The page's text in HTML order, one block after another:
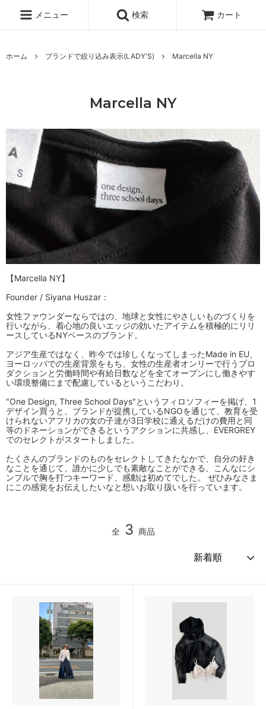
メニュー 検索 カート
ホーム ブランドで絞り込み表示(LADY'S) Marcella NY
Marcella NY
【Marcella NY】
Founder / Siyana Huszar：
女性ファウンダーならではの、地球と女性にやさしいものづくりを
行いながら、着心地の良いエッジの効いたアイテムを積極的にリリ
ースしているNYベースのブランド。
アジア生産ではなく、昨今では珍しくなってしまったMade in EU、
ヨーロッパでの生産背景をもち、女性の生産者オンリーで行うプロ
ダクションと労働時間や有給日数などを全てオープンにし働きやす
い環境整備にまで配慮しているというこだわり。
"One Design, Three School Days"というフィロソフィーを掲げ、1
デザイン買うと、ブランドが提携しているNGOを通じて、教育を受
けられないアフリカの女の子達が3日学校に通えるだけの費用と同
等のドネーションができるというアクションに共感し、EVERGREY
でのセレクトがスタートしました。
たくさんのブランドのものをセレクトしてきたなかで、自分の好き
なことを通じて、誰かに少しでも素敵なことができる、こんなにシ
ンプルで胸を打つキーワード、感動は初めてでした。 ぜひみなさま
にこの感覚をお伝えしたいなと想いお取り扱いを行っています。
全 3 商品